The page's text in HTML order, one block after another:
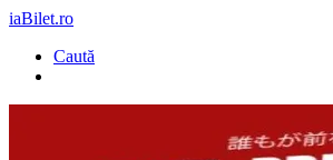
iaBilet.ro
Caută